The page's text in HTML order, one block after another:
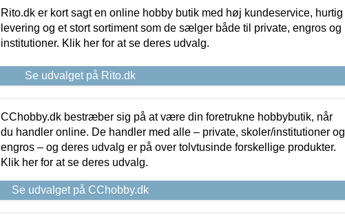
Rito.dk er kort sagt en online hobby butik med høj kundeservice, hurtig
levering og et stort sortiment som de sælger både til private, engros og
institutioner. Klik her for at se deres udvalg.
Se udvalget på Rito.dk
CChobby.dk bestræber sig på at være din foretrukne hobbybutik, når
du handler online. De handler med alle – private, skoler/institutioner og
engros – og deres udvalg er på over tolvtusinde forskellige produkter.
Klik her for at se deres udvalg.
Se udvalget på CChobby.dk